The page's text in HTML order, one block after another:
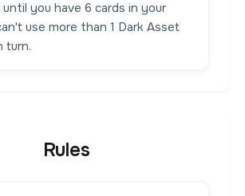
you have 6 cards in your
use more than 1 Dark Asset
turn.
Rules